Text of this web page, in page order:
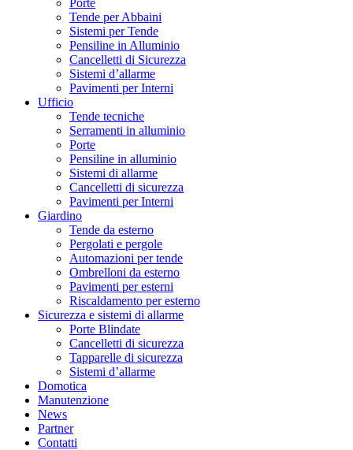
Porte
Tende per Abbaini
Sistemi per Tende
Pensiline in Alluminio
Cancelletti di Sicurezza
Sistemi d’allarme
Pavimenti per Interni
Ufficio
Tende tecniche
Serramenti in alluminio
Porte
Pensiline in alluminio
Sistemi di allarme
Cancelletti di sicurezza
Pavimenti per Interni
Giardino
Tende da esterno
Pergolati e pergole
Automazioni per tende
Ombrelloni da esterno
Pavimenti per esterni
Riscaldamento per esterno
Sicurezza e sistemi di allarme
Porte Blindate
Cancelletti di sicurezza
Tapparelle di sicurezza
Sistemi d’allarme
Domotica
Manutenzione
News
Partner
Contatti